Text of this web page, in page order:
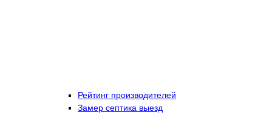
Рейтинг производителей
Замер септика выезд